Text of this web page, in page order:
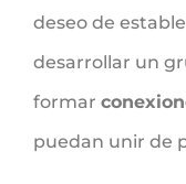
deseo de
desarrollar un
formar
puedan unir de